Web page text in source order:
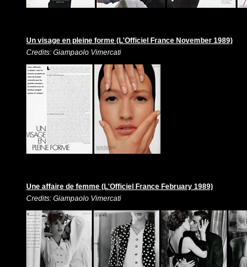
Un visage en pleine forme (L'Officiel France November 1989)
Credits: Giampaolo Vimercati
Une affaire de femme (L'Officiel France February 1989)
Credits: Giampaolo Vimercati